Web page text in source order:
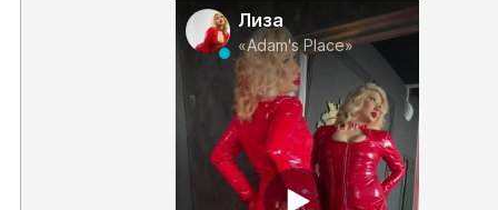
Лиза
«Adam's Place»